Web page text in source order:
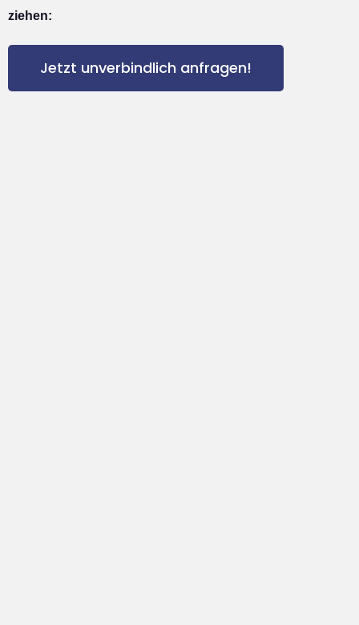
ziehen:
Jetzt unverbindlich anfragen!